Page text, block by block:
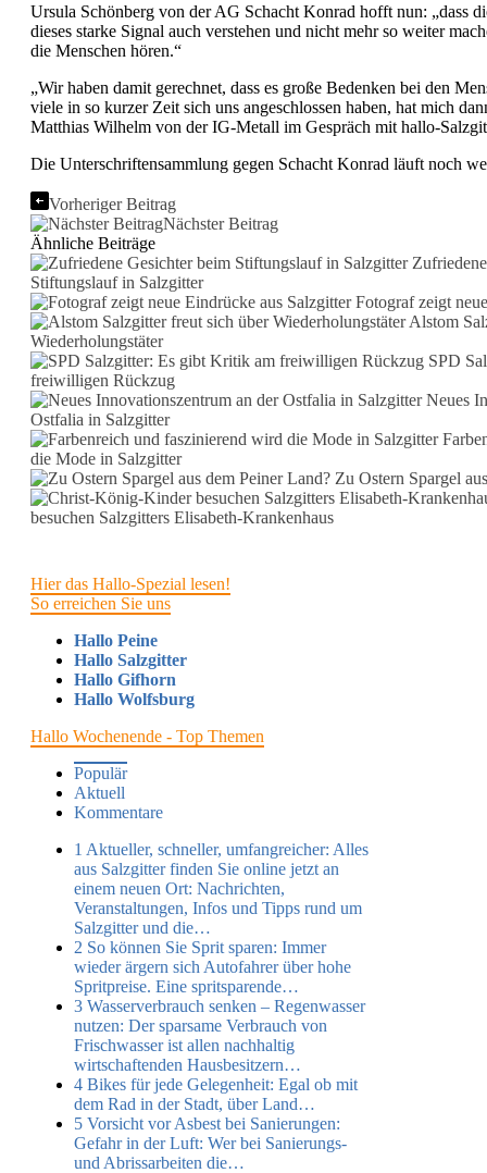
Ursula Schönberg von der AG Schacht Konrad hofft nun: „dass
dieses starke Signal auch verstehen und nicht mehr so weiter
die Menschen hören.“
„Wir haben damit gerechnet, dass es große Bedenken bei den
viele in so kurzer Zeit sich uns angeschlossen haben, hat mich
Matthias Wilhelm von der IG-Metall im Gespräch mit hallo-
Die Unterschriftensammlung gegen Schacht Konrad läuft noch
Vorheriger Beitrag
Nächster Beitrag
Ähnliche Beiträge
Stiftungslauf in Salzgitter
Fotograf zeigt
Alstom
Wiederholungstäter
SPD
freiwilligen Rückzug
Neues
Ostfalia in Salzgitter
die Mode in Salzgitter
Zu Ostern Spargel
besuchen Salzgitters Elisabeth-Krankenhaus
Hier das Hallo-Spezial lesen!
So erreichen Sie uns
Hallo Peine
Hallo Salzgitter
Hallo Gifhorn
Hallo Wolfsburg
Hallo Wochenende - Top Themen
Populär
Aktuell
Kommentare
1 Aktueller, schneller, umfangreicher: Alles
aus Salzgitter finden Sie online jetzt an
einem neuen Ort: Nachrichten,
Veranstaltungen, Infos und Tipps rund um
Salzgitter und die…
2 So können Sie Sprit sparen: Immer
wieder ärgern sich Autofahrer über hohe
Spritpreise. Eine spritsparende…
3 Wasserverbrauch senken – Regenwasser
nutzen: Der sparsame Verbrauch von
Frischwasser ist allen nachhaltig
wirtschaftenden Hausbesitzern…
4 Bikes für jede Gelegenheit: Egal ob mit
dem Rad in der Stadt, über Land…
5 Vorsicht vor Asbest bei Sanierungen:
Gefahr in der Luft: Wer bei Sanierungs-
und Abrissarbeiten die…